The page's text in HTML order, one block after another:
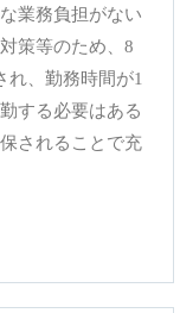
業務負担がない
策等のため、8
れ、勤務時間が1
する必要はある
されることで充